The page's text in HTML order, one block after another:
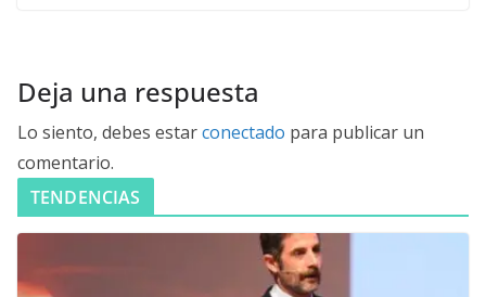
Deja una respuesta
Lo siento, debes estarconectado para publicar un
comentario.
TENDENCIAS